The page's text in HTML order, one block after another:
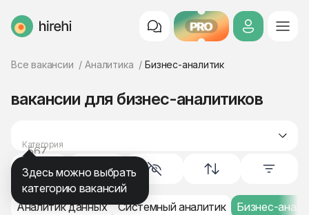
HireHi PRO
Все вакансии Аналитика Бизнес-аналитик
Категория
аналитика
567
вакансии для бизнес-аналитиков
Аналитик данных Системный аналитик Бизнес-
Здесь можно выбрать
категорию вакансий